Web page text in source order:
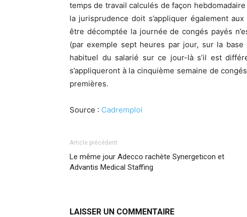
temps de travail calculés de façon
la jurisprudence doit s’appliquer également
être décomptée la journée de congés payés
(par exemple sept heures par jour, sur la base
habituel du salarié sur ce jour-là s’il est
s’appliqueront à la cinquième semaine de
premières.
Source : Cadremploi
Article précédent
Le même jour Adecco rachète Synergeticon et
Advantis Medical Staffing
LAISSER UN COMMENTAIRE